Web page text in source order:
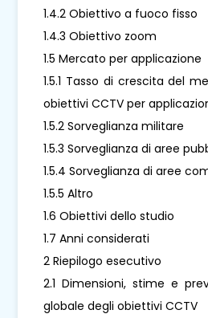
1.4.2 Obiettivo a fuoco fisso
1.4.3 Obiettivo zoom
1.5 Mercato per applicazione
1.5.1 Tasso di crescita del
obiettivi CCTV per
1.5.2 Sorveglianza militare
1.5.3 Sorveglianza di aree
1.5.4 Sorveglianza di aree
1.5.5 Altro
1.6 Obiettivi dello studio
1.7 Anni considerati
2 Riepilogo esecutivo
2.1 Dimensioni, stime e
globale degli obiettivi CCTV